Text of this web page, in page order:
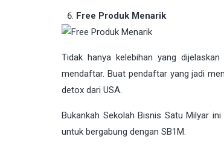
Free Produk Menarik
Tidak hanya kelebihan yang
mendaftar. Buat pendaftar yang jadi
detox dari USA.
Bukankah Sekolah Bisnis Satu Milyar
untuk bergabung dengan SB1M.